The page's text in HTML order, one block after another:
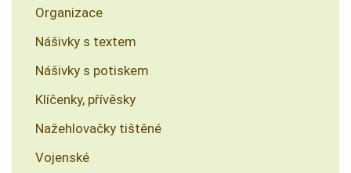
Organizace
Nášivky s textem
Nášivky s potiskem
Klíčenky, přívěsky
Nažehlovačky tištěné
Vojenské